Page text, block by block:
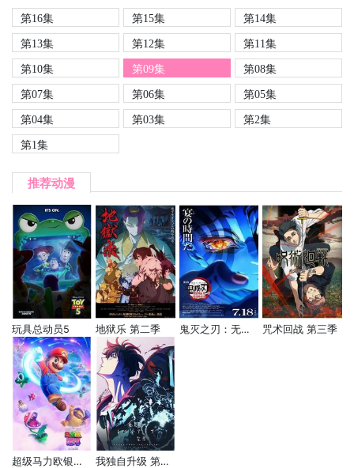
第16集 第15集
第14集
第13集
第12集
第11集
第10集
第09集
第08集
第07集
第06集
第05集
第04集
第03集
第2集
第1集
推荐动漫
玩具总动员5 地狱乐 第二季 鬼灭之刃：无限城篇 第一章 猗窝座再袭 咒术回战 第三季
超级马力欧银河大电影 我独自升级 第二季 -起于暗影-